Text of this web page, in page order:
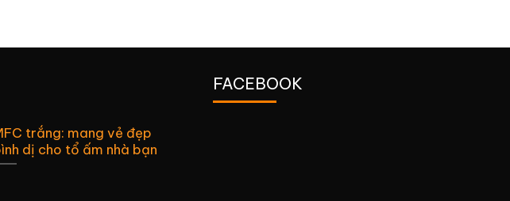
trắng: mang vẻ đẹp
dị cho tổ ấm nhà bạn
FACEBOOK